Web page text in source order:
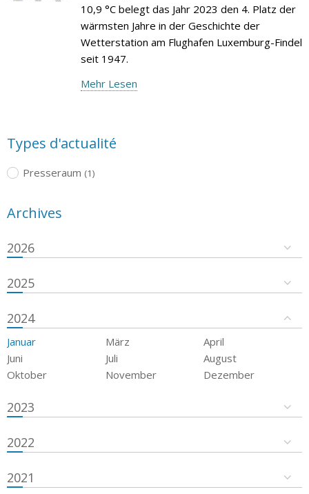
10,9 °C belegt das Jahr 2023 den 4. Platz der
wärmsten Jahre in der Geschichte der
Wetterstation am Flughafen Luxemburg-Findel
seit 1947.
Mehr Lesen
Types d'actualité
Presseraum (1)
Archives
2026
2025
2024
Januar März
April
Juni
Juli
August
Oktober
November Dezember
2023
2022
2021